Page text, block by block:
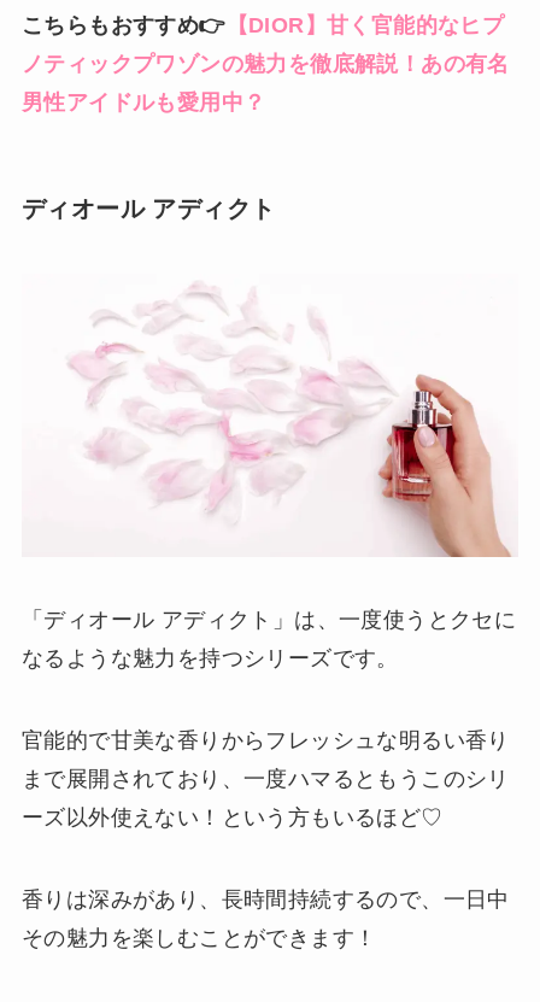
こちらもおすすめ👉 【DIOR】甘く官能的なヒプ
ノティックプワゾンの魅力を徹底解説！あの有名
男性アイドルも愛用中？
ディオール アディクト
「ディオール アディクト」は、一度使うとクセに
なるような魅力を持つシリーズです。
官能的で甘美な香りからフレッシュな明るい香り
まで展開されており、一度ハマるともうこのシリ
ーズ以外使えない！という方もいるほど♡
香りは深みがあり、長時間持続するので、一日中
その魅力を楽しむことができます！